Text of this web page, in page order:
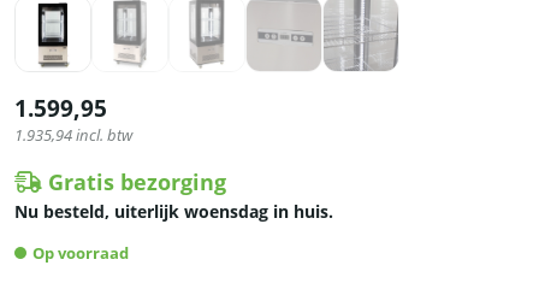
1.599,95
1.935,94incl. btw
Gratis bezorging
Nu besteld, uiterlijk woensdag in huis.
Op voorraad